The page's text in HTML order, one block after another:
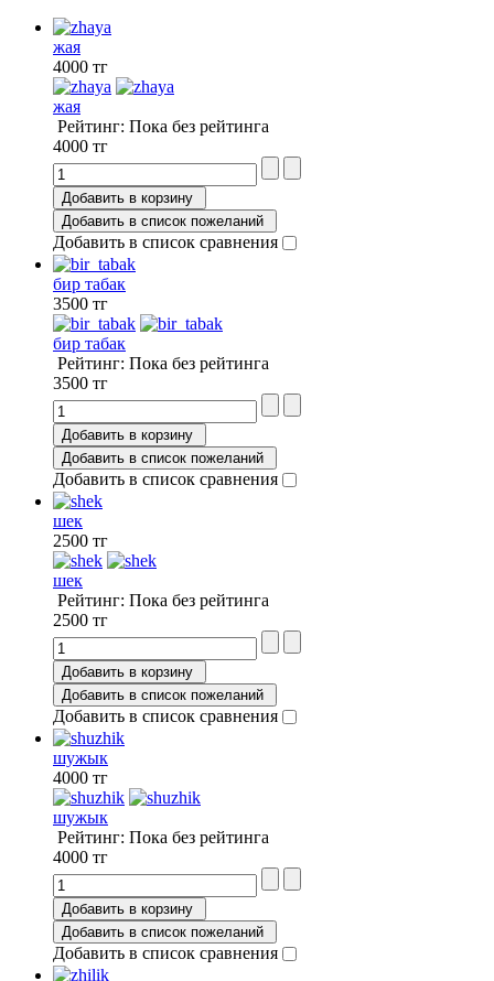
жая
4000 тг
жая
Рейтинг: Пока без рейтинга
4000 тг
Добавить в корзину
Добавить в список пожеланий
Добавить в список сравнения
бир табак
3500 тг
бир табак
Рейтинг: Пока без рейтинга
3500 тг
Добавить в корзину
Добавить в список пожеланий
Добавить в список сравнения
шек
2500 тг
шек
Рейтинг: Пока без рейтинга
2500 тг
Добавить в корзину
Добавить в список пожеланий
Добавить в список сравнения
шужык
4000 тг
шужык
Рейтинг: Пока без рейтинга
4000 тг
Добавить в корзину
Добавить в список пожеланий
Добавить в список сравнения